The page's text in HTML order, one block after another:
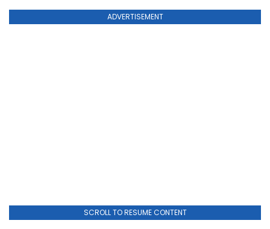
ADVERTISEMENT
SCROLL TO RESUME CONTENT